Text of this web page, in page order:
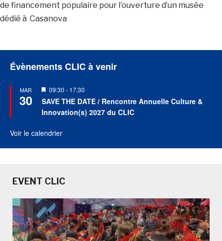
de financement populaire pour l’ouverture d’un musée
dédié à Casanova
Évènements CLIC à venir
MAR
30
Mis
en
avant
09:30 - 17:30
SAVE THE DATE / Rencontre Annuelle Culture &
Innovation(s) 2027 du CLIC
Voir le calendrier
EVENT CLIC